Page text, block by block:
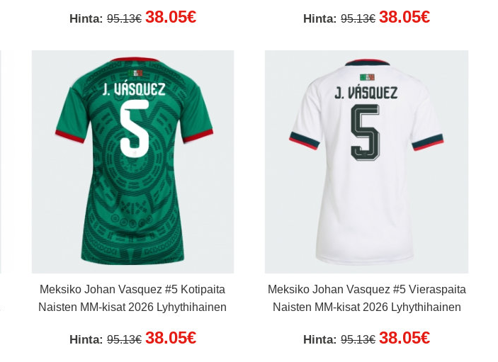
Hinta: 95.13€ 38.05€ Hinta:95.13€ 38.05€
Meksiko Johan Vasquez #5 Kotipaita
Naisten MM-kisat 2026 Lyhythihainen
Hinta: 95.13€ 38.05€
Meksiko Johan Vasquez #5 Vieraspaita
Naisten MM-kisat 2026 Lyhythihainen
Hinta:95.13€ 38.05€